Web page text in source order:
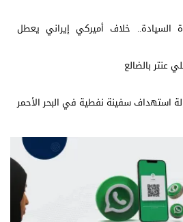
السيادة.. خلاف أميركي إيراني يعطل
عنتر بالضالع
استهداف سفينة نفطية في البحر الأحمر